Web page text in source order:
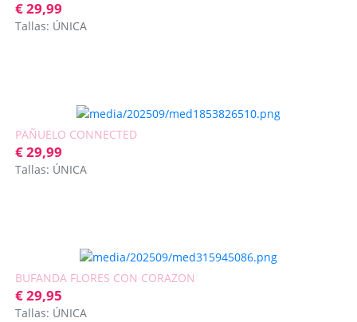
€ 29,99
Tallas: ÚNICA
PAÑUELO CONNECTED
€ 29,99
Tallas: ÚNICA
BUFANDA FLORES CON CORAZON
€ 29,95
Tallas: ÚNICA